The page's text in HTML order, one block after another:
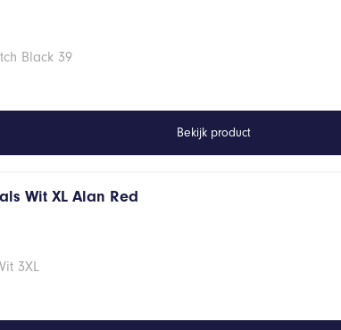
Black 39
Bekijk product
Wit XL Alan Red
3XL